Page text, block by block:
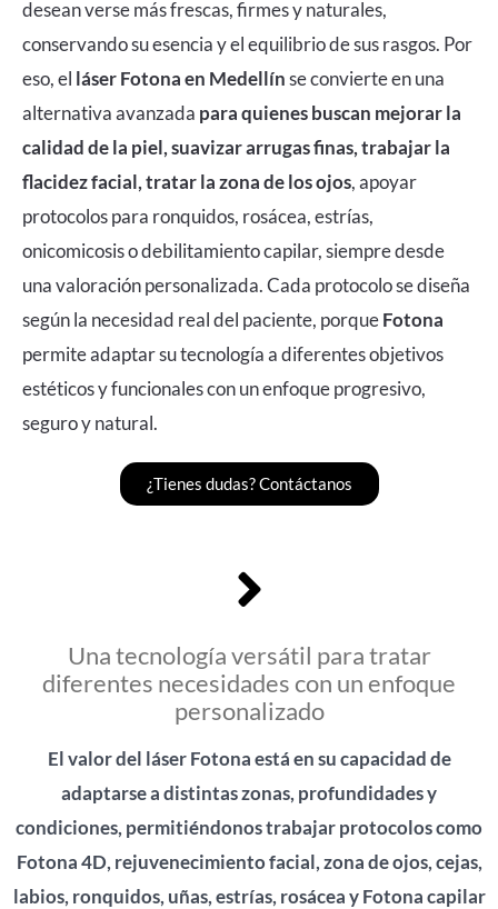
desean verse más frescas, firmes y naturales,
conservando su esencia y el equilibrio de sus rasgos. Por
eso, el láser Fotona en Medellínse convierte en una
alternativa avanzada para quienes buscan mejorar la
calidad de la piel, suavizar arrugas finas, trabajar la
flacidez facial, tratar la zona de los ojos, apoyar
protocolos para ronquidos, rosácea, estrías,
onicomicosis o debilitamiento capilar, siempre desde
una valoración personalizada. Cada protocolo se diseña
según la necesidad real del paciente, porqueFotona
permite adaptar su tecnología a diferentes objetivos
estéticos y funcionales con un enfoque progresivo,
seguro y natural.
¿Tienes dudas? Contáctanos
Una tecnología versátil para tratar
diferentes necesidades con un enfoque
personalizado
El valor del láser Fotona está en su capacidad de
adaptarse a distintas zonas, profundidades y
condiciones, permitiéndonos trabajar protocolos como
Fotona 4D, rejuvenecimiento facial, zona de ojos, cejas,
labios, ronquidos, uñas, estrías, rosácea y Fotona capilar